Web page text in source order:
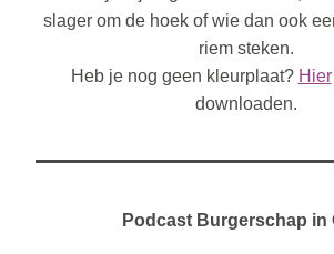
slager om de hoek of wie dan ook
riem steken.
Heb je nog geen kleurplaat? Hier
downloaden.
Podcast Burgerschap in